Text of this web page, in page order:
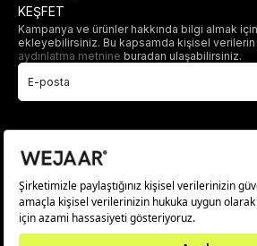
KEŞFET
Kampanya ve ürünler hakkında bilgi almak
ekleyebilirsiniz. Bu kapsamda kişisel
aydınlatma metnine buradan ulaşabilirsiniz.
© 2025 wejaar.com.tr. tüm